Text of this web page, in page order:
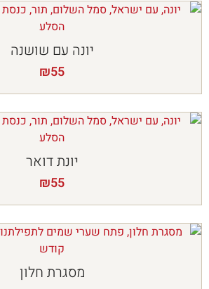
יונה עם שושנה
₪55
יונת דואר
₪55
מסגרת חלון